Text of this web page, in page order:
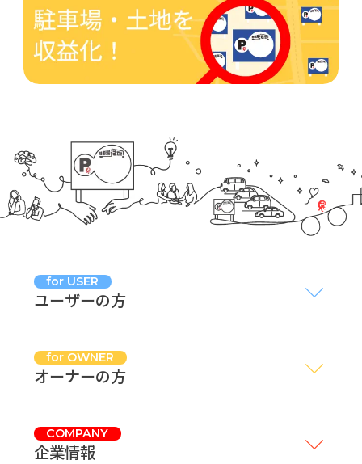
for USER
ユーザーの方
for OWNER
オーナーの方
COMPANY
企業情報